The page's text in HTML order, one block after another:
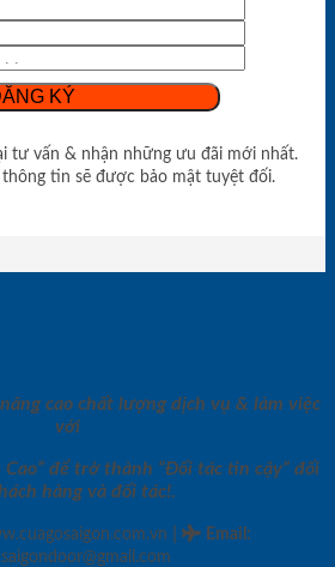
tư vấn & nhận những ưu đãi mới nhất.
tin sẽ được bảo mật tuyệt đối.
cao chất lượng dịch vụ & làm việc
với
Cao” để trở thành “Đối tác tin cậy” đối
hàng và đối tác!.
Email :